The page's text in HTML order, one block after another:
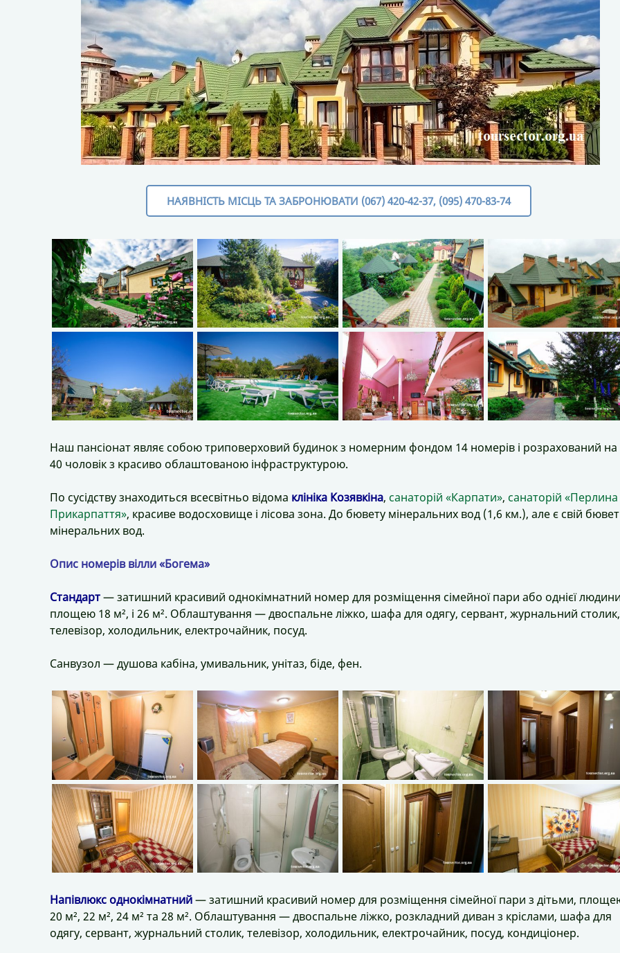
НАЯВНІСТЬ МІСЦЬ ТА ЗАБРОНЮВАТИ (067) 420-42-37, (095) 470-83-74
Наш пансіонат являє собою триповерховий будинок з номерним фондом 14 номерів і розрахований на
40 чоловік з красиво облаштованою інфраструктурою.
По сусідству знаходиться всесвітньо відома клініка Козявкіна, санаторій «Карпати», санаторій «Перлина
Прикарпаття», красиве водосховище і лісова зона. До бювету мінеральних вод (1,6 км.), але є свій бювет
мінеральних вод.
Опис номерів вілли «Богема»
Стандарт— затишний красивий однокімнатний номер для розміщення сімейної пари або однієї
площею 18 м², і 26 м². Облаштування — двоспальне ліжко, шафа для одягу, сервант, журнальний столик,
телевізор, холодильник, електрочайник, посуд.
Санвузол — душова кабіна, умивальник, унітаз, біде, фен.
Напівлюкс однокімнатний— затишний красивий номер для розміщення сімейної пари з дітьми,
20 м², 22 м², 24 м² та 28 м². Облаштування — двоспальне ліжко, розкладний диван з кріслами, шафа для
одягу, сервант, журнальний столик, телевізор, холодильник, електрочайник, посуд, кондиціонер.